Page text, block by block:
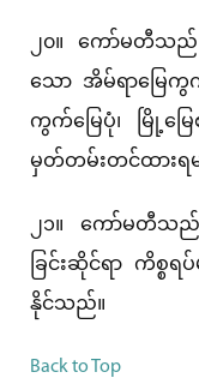
၂၀။ ကော်မတီသည်
သော အိမ်ရာမြေ
ကွက်မြေပုံ၊ မြို့မ
မှတ်တမ်းတင်ထားရ
၂၁။ ကော်မတီသည်
ခြင်းဆိုင်ရာ ကိစ္စ
နိုင်သည်။
Back to Top